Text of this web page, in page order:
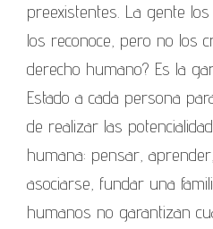
preexistentes. La gente
los reconoce, pero no los
derecho humano? Es la
Estado a cada persona
de realizar las
humana: pensar,
asociarse, fundar una
humanos no garantizan